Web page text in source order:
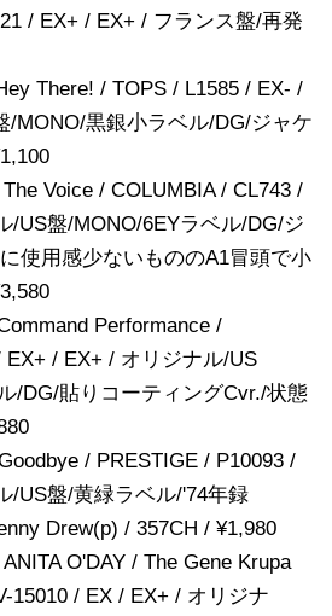
/ EX+ / EX+ / フランス盤/再発
There! / TOPS / L1585 / EX- /
/MONO/黒銀小ラベル/DG/ジャケ
Voice / COLUMBIA / CL743 /
/US盤/MONO/6EYラベル/DG/ジ
使用感少ないもののA1冒頭で小
Performance /
EX+ / EX+ / オリジナル/US
/DG/貼りコーティングCvr./状態
/ PRESTIGE / P10093 /
/US盤/黄緑ラベル/'74年録
Drew(p) / 357CH / ¥1,980
O'DAY / The Gene Krupa
15010 / EX / EX+ / オリジナ